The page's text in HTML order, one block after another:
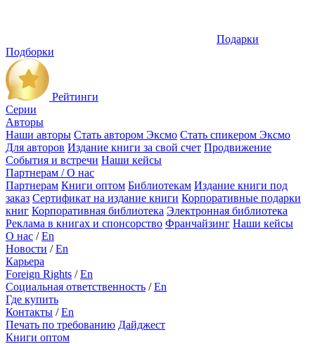
Подарки
Подборки
Рейтинги
Серии
Авторы
Наши авторы Стать автором Эксмо Стать спикером Эксмо
Для авторов Издание книги за свой счет Продвижение
События и встречи Наши кейсы
Партнерам / О нас
Партнерам Книги оптом Библиотекам Издание книги под
заказ Сертификат на издание книги Корпоративные подарки
книг Корпоративная библиотека Электронная библиотека
Реклама в книгах и спонсорство Франчайзинг Наши кейсы
О нас /En
Новости /En
Карьера
Foreign Rights /En
Социальная ответственность /En
Где купить
Контакты /En
Печать по требованию Дайджест
Книги оптом